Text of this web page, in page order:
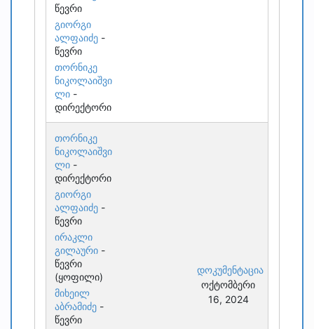
წევრი
გიორგი
ალფაიძე -
წევრი
თორნიკე
ნიკოლაიშვი
ლი -
დირექტორი
თორნიკე
ნიკოლაიშვი
ლი -
დირექტორი
გიორგი
ალფაიძე -
წევრი
ირაკლი
გილაური -
წევრი
(ყოფილი)
მიხეილ
აბრამიძე -
წევრი
დოკუმენტაცია
ოქტომბერი
16, 2024